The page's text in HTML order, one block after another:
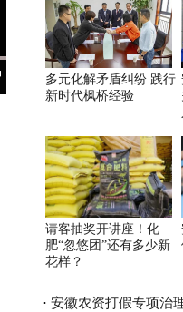
多元化解矛盾纠纷 践行
新时代枫桥经验
请客抽奖开讲座！化
肥“忽悠团”还有多少新
花样？
· 安徽农资打假专项治